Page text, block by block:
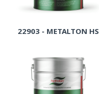
22903 - METALTON HS